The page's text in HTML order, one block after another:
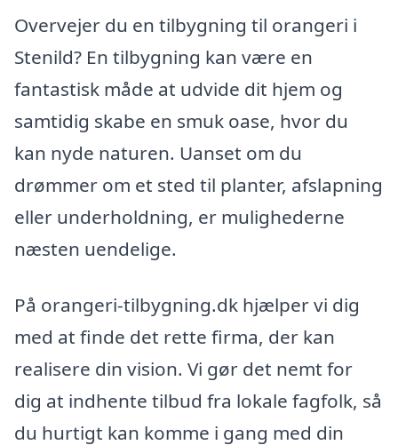
Overvejer du en tilbygning til orangeri i
Stenild? En tilbygning kan være en
fantastisk måde at udvide dit hjem og
samtidig skabe en smuk oase, hvor du
kan nyde naturen. Uanset om du
drømmer om et sted til planter, afslapning
eller underholdning, er mulighederne
næsten uendelige.
På orangeri-tilbygning.dk hjælper vi dig
med at finde det rette firma, der kan
realisere din vision. Vi gør det nemt for
dig at indhente tilbud fra lokale fagfolk, så
du hurtigt kan komme i gang med din